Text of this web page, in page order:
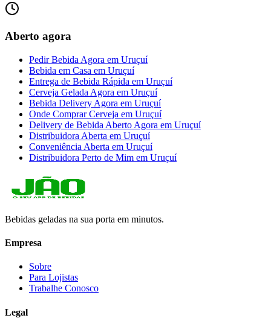
Aberto agora
Pedir Bebida Agora em Uruçuí
Bebida em Casa em Uruçuí
Entrega de Bebida Rápida em Uruçuí
Cerveja Gelada Agora em Uruçuí
Bebida Delivery Agora em Uruçuí
Onde Comprar Cerveja em Uruçuí
Delivery de Bebida Aberto Agora em Uruçuí
Distribuidora Aberta em Uruçuí
Conveniência Aberta em Uruçuí
Distribuidora Perto de Mim em Uruçuí
Bebidas geladas na sua porta em minutos.
Empresa
Sobre
Para Lojistas
Trabalhe Conosco
Legal